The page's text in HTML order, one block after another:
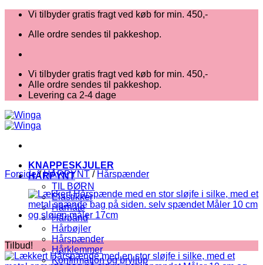
Fortsæt
indhold
Vi tilbyder gratis fragt ved køb for min. 450,-
Alle ordre sendes til pakkeshop.
Vi tilbyder gratis fragt ved køb for min. 450,-
Alle ordre sendes til pakkeshop.
Levering ca 2-4 dage
KNAPPESKJULER
HÅRPYNT
TIL BØRN
Elastikker
Hårnåle
Hårbånd
Hårbøjler
Hårspænder
Hårklemmer
Konfirmation og bryllup
Forside / HÅRPYNT / Hårspænder
Tilbud!